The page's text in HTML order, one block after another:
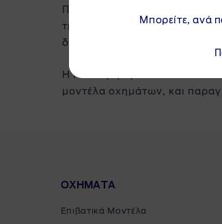
Μπορείτε, ανά
Πολιτική της Ford είναι η
τιμές των μοντέλων και των
διαφέρουν.
Η Ford χρησιμοποιεί έναν
μοντέλα οχημάτων, και
ΟΧΗΜΑΤΑ
Επιβατικά Μοντέλα